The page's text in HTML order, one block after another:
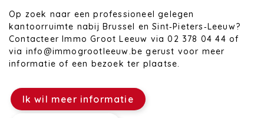
Op zoek naar een professioneel gelegen
kantoorruimte nabij Brussel en Sint‑Pieters‑Leeuw?
Contacteer Immo Groot Leeuw via 02 378 04 44 of
via info@immogrootleeuw.be gerust voor meer
informatie of een bezoek ter plaatse.
Ik wil meer informatie